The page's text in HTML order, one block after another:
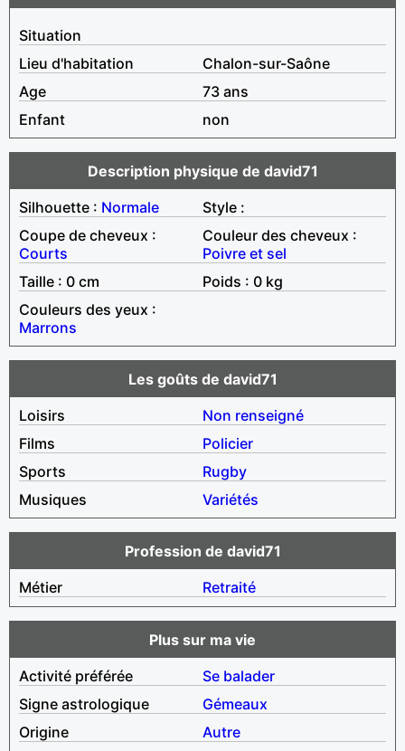
Situation
Lieu d'habitation
Chalon-sur-Saône
Age
73 ans
Enfant
non
Description physique de david71
Silhouette : Normale
Style :
Coupe de cheveux :
Courts
Couleur des cheveux :
Poivre et sel
Taille : 0 cm
Poids : 0 kg
Couleurs des yeux :
Marrons
Les goûts de david71
Loisirs
Non renseigné
Films
Policier
Sports
Rugby
Musiques
Variétés
Profession de david71
Métier
Retraité
Plus sur ma vie
Activité préférée
Se balader
Signe astrologique
Gémeaux
Origine
Autre